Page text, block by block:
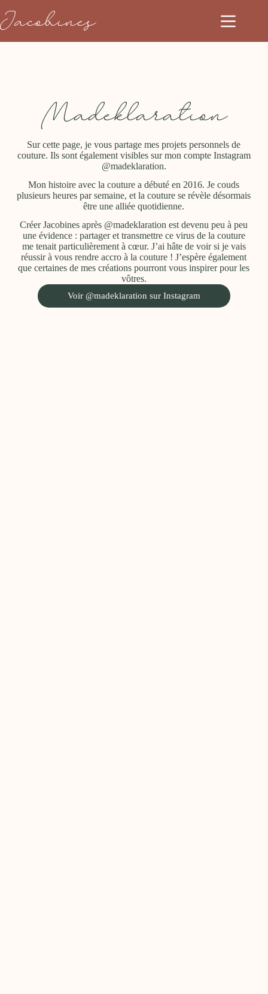
Jacobines
Madeklaration
Sur cette page, je vous partage mes projets personnels de
couture. Ils sont également visibles sur mon compte Instagram
@madeklaration.
Mon histoire avec la couture a débuté en 2016. Je couds
plusieurs heures par semaine, et la couture se révèle désormais
être une alliée quotidienne.
Créer Jacobines après @madeklaration est devenu peu à peu
une évidence : partager et transmettre ce virus de la couture
me tenait particulièrement à cœur. J’ai hâte de voir si je vais
réussir à vous rendre accro à la couture ! J’espère également
que certaines de mes créations pourront vous inspirer pour les
vôtres.
Voir @madeklaration sur Instagram